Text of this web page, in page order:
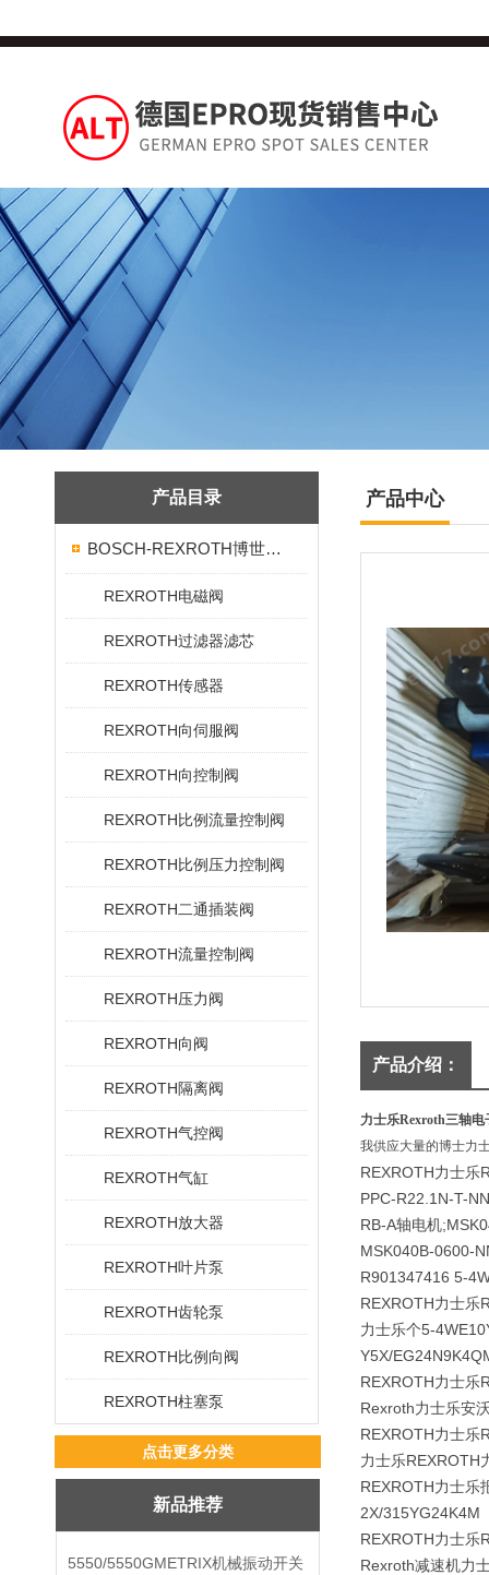
产品目录
BOSCH-REXROTH博世力士乐
REXROTH电磁阀
REXROTH过滤器滤芯
REXROTH传感器
REXROTH向伺服阀
REXROTH向控制阀
REXROTH比例流量控制阀
REXROTH比例压力控制阀
REXROTH二通插装阀
REXROTH流量控制阀
REXROTH压力阀
REXROTH向阀
REXROTH隔离阀
REXROTH气控阀
REXROTH气缸
REXROTH放大器
REXROTH叶片泵
REXROTH齿轮泵
REXROTH比例向阀
REXROTH柱塞泵
点击更多分类
新品推荐
5550/5550GMETRIX机械振动开关
产品中心
产品介绍：
力士乐Rexroth三轴电
我供应大量的博士力
REXROTH力士乐
PPC-R22.1N-T-
RB-A轴电机
MSK040B-0600-
R901347416 5-
REXROTH力士乐
力士乐个5-
Y5X/
REXROTH力士乐
Rexroth力士乐安
REXROTH力士乐
力士乐REXROTH
REXROTH力士乐
2X/315YG24K4M
REXROTH力士乐
Rexroth减速机力